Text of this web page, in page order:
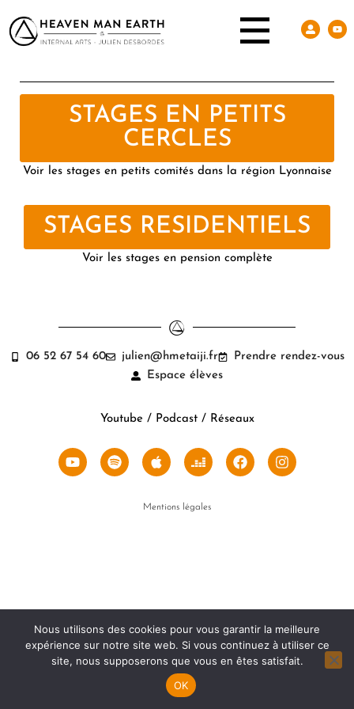
STAGES EN PETITS
CERCLES
Voir les stages en petits comités dans la région Lyonnaise
STAGES RESIDENTIELS
Voir les stages en pension complète
06 52 67 54 60 julien@hmetaiji.fr
Prendre rendez-vous
Espace élèves
Youtube / Podcast / Réseaux
Mentions légales
Nous utilisons des cookies pour vous garantir la meilleure
expérience sur notre site web. Si vous continuez à utiliser ce
site, nous supposerons que vous en êtes satisfait.
OK